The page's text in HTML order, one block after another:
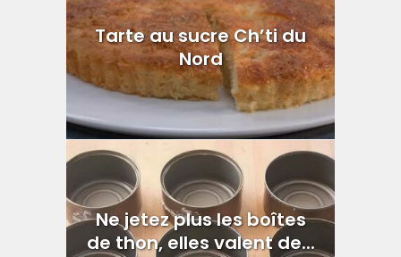
Tarte au sucre Ch’ti du
Nord
Ne jetez plus les boîtes
de thon, elles valent de...